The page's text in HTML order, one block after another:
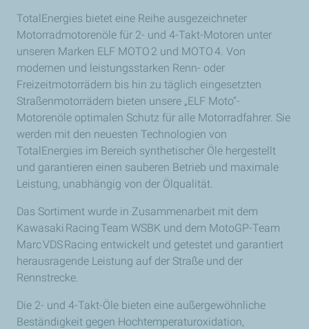
TotalEnergies bietet eine Reihe ausgezeichneter
Motorradmotorenöle für 2- und 4-Takt-Motoren unter
unseren Marken ELF MOTO 2 und MOTO 4. Von
modernen und leistungsstarken Renn- oder
Freizeitmotorrädern bis hin zu täglich eingesetzten
Straßenmotorrädern bieten unsere „ELF Moto“-
Motorenöle optimalen Schutz für alle Motorradfahrer. Sie
werden mit den neuesten Technologien von
TotalEnergies im Bereich synthetischer Öle hergestellt
und garantieren einen sauberen Betrieb und maximale
Leistung, unabhängig von der Ölqualität.
Das Sortiment wurde in Zusammenarbeit mit dem
Kawasaki Racing Team WSBK und dem MotoGP-Team
Marc VDS Racing entwickelt und getestet und garantiert
herausragende Leistung auf der Straße und der
Rennstrecke.
Die 2- und 4-Takt-Öle bieten eine außergewöhnliche
Beständigkeit gegen Hochtemperaturoxidation,